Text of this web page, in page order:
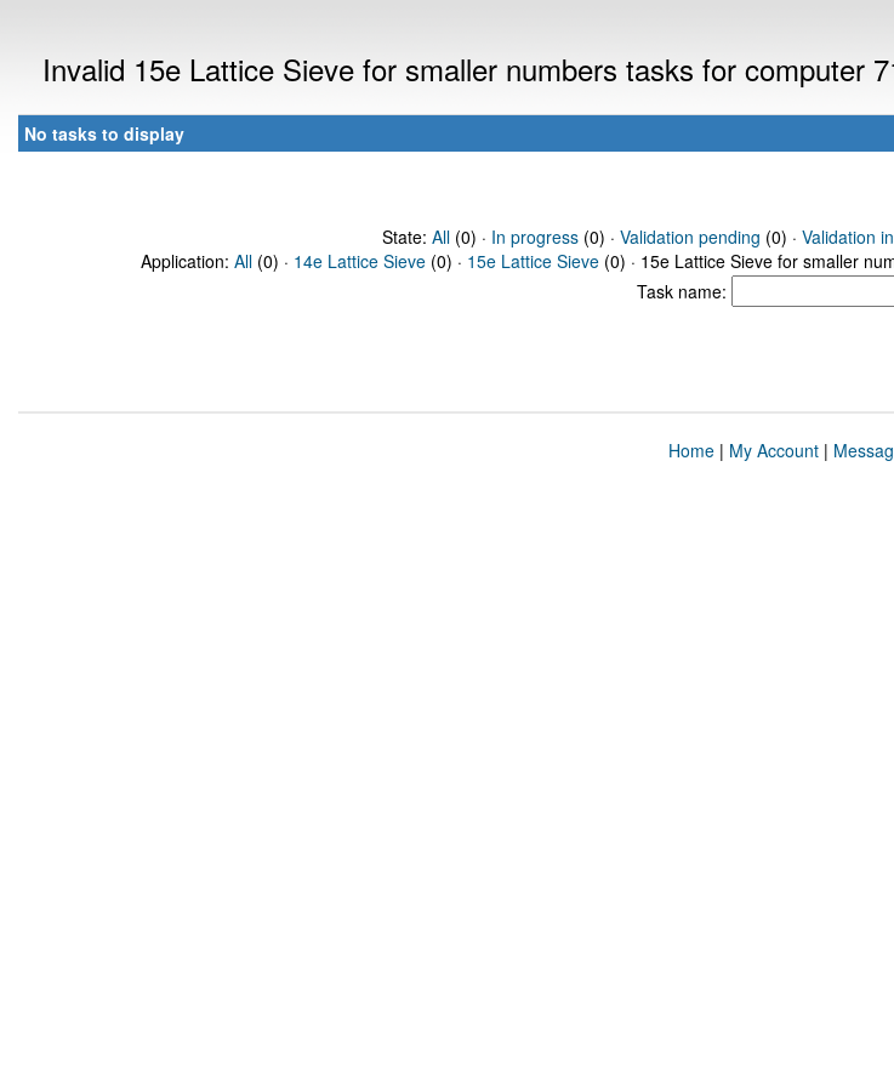
Invalid 15e Lattice Sieve for smaller numbers tasks for computer
No tasks to display
State: All(0) · In progress(0) · Validation pending (0) · Validation
Application: All (0) · 14e Lattice Sieve (0) · 15e Lattice Sieve (0) · 15e Lattice Sieve for smaller
Task name:
Home| My Account|